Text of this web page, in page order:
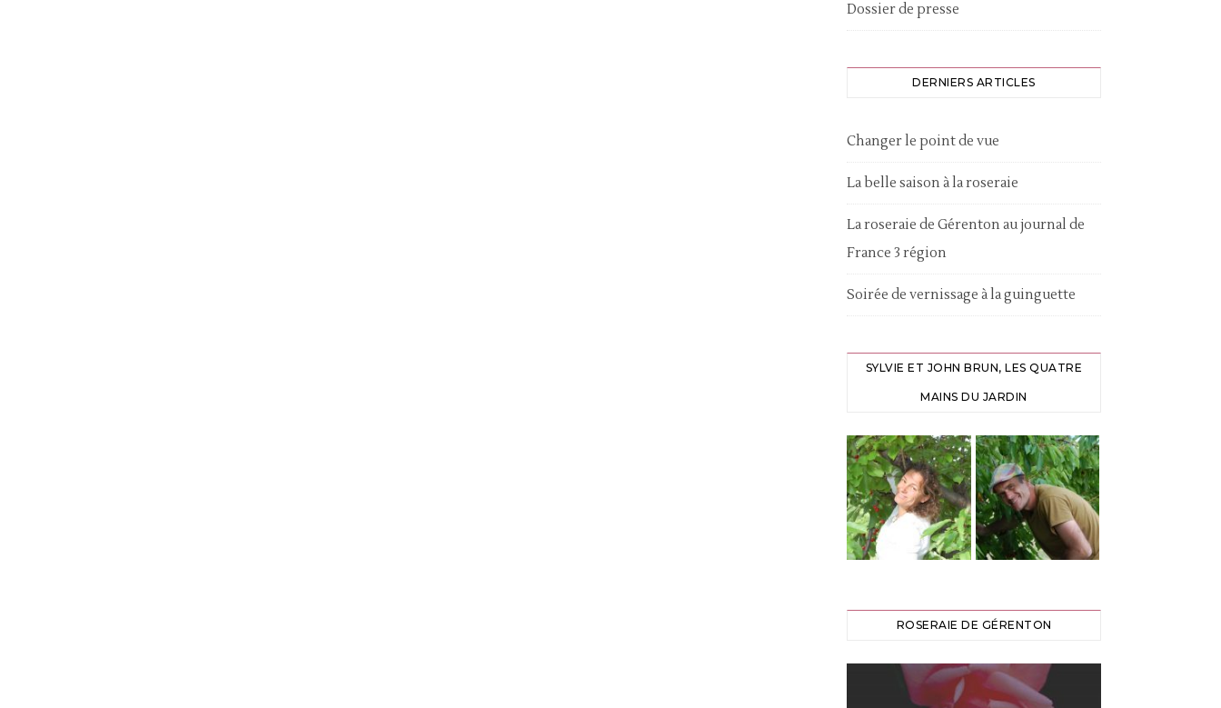
Dossier de presse
DERNIERS ARTICLES
Changer le point de vue
La belle saison à la roseraie
La roseraie de Gérenton au journal de
France 3 région
Soirée de vernissage à la guinguette
SYLVIE ET JOHN BRUN, LES QUATRE
MAINS DU JARDIN
ROSERAIE DE GÉRENTON